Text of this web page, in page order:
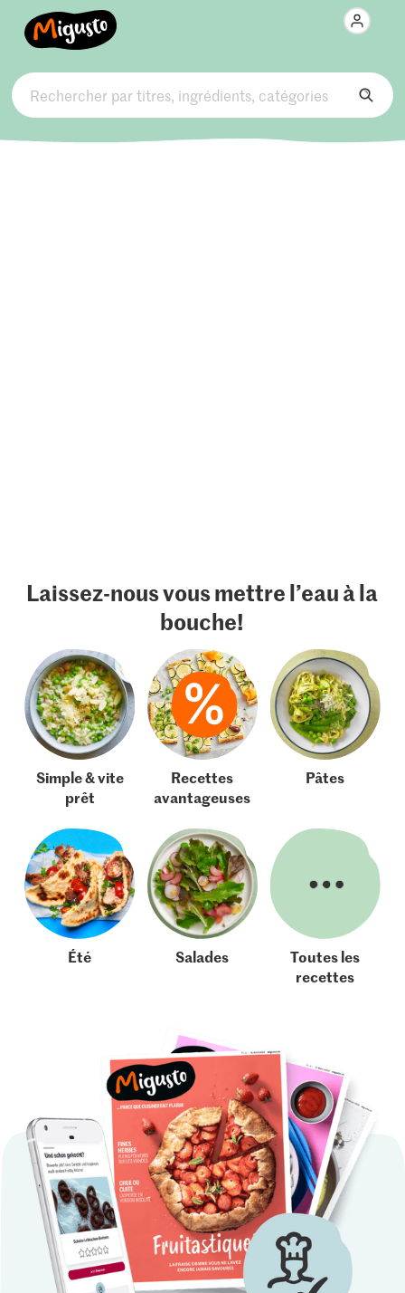
Laissez-nous vous mettre l’eau à la
bouche!
Simple & vite
prêt
Recettes
avantageuses
Pâtes
Été Salades
Toutes les
recettes